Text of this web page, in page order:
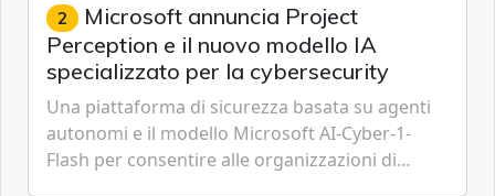
2 Microsoft annuncia Project
Perception e il nuovo modello IA
specializzato per la cybersecurity
Una piattaforma di sicurezza basata su agenti
autonomi e il modello Microsoft AI-Cyber-1-
Flash per consentire alle organizzazioni di